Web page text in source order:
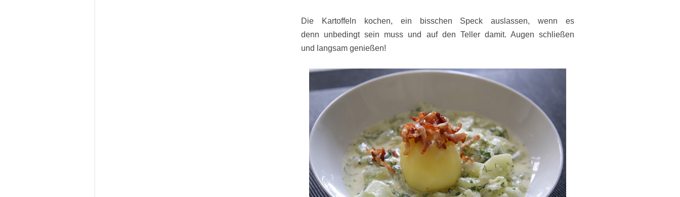
Die Kartoffeln kochen, ein bisschen Speck auslassen, wenn es
denn unbedingt sein muss und auf den Teller damit. Augen schließen
und langsam genießen!